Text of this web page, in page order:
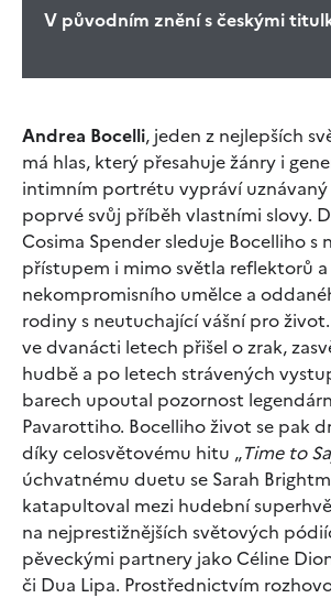
V původním znění s českými
Andrea Bocelli, jeden z nejlepších
má hlas, který přesahuje žánry i
intimním portrétu vypráví
poprvé svůj příběh vlastními slovy.
Cosima Spender sleduje Bocelliho s
přístupem i mimo světla reflektorů
nekompromisního umělce a
rodiny s neutuchající vášní pro
ve dvanácti letech přišel o zrak,
hudbě a po letech strávených
barech upoutal pozornost
Pavarottiho. Bocelliho život se pak
díky celosvětovému hitu „Time to
úchvatnému duetu se Sarah
katapultoval mezi hudební
na nejprestižnějších světových
pěveckými partnery jako Céline
či Dua Lipa. Prostřednictvím